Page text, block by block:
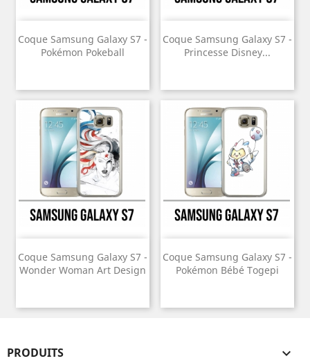
Coque Samsung Galaxy S7 -
Pokémon Pokeball
Coque Samsung Galaxy S7 -
Princesse Disney...
Coque Samsung Galaxy S7 -
Wonder Woman Art Design
Coque Samsung Galaxy S7 -
Pokémon Bébé Togepi
PRODUITS 